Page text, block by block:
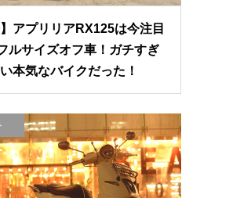
】アプリリアRX125は今注目
ルサイズオフ車！ガチすぎ
本気なバイクだった！